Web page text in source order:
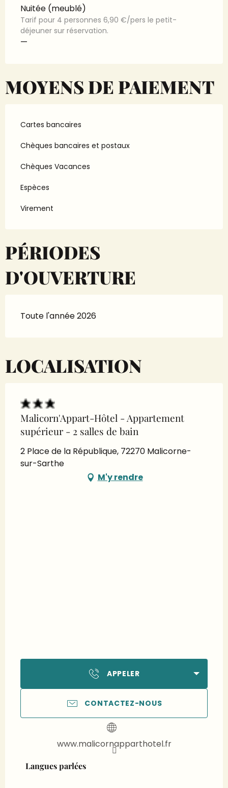
Nuitée (meublé)
Tarif pour 4 personnes 6,90 €/pers le petit-
déjeuner sur réservation.
—
MOYENS DE PAIEMENT
Cartes bancaires
Chèques bancaires et postaux
Chèques Vacances
Espèces
Virement
PÉRIODES
D'OUVERTURE
Toute l'année 2026
LOCALISATION
Malicorn'Appart-Hôtel - Appartement
supérieur - 2 salles de bain
2 Place de la République, 72270 Malicorne-
sur-Sarthe
M'y rendre
APPELER
CONTACTEZ-NOUS
www.malicornapparthotel.fr
Langues parlées
Langues parlées